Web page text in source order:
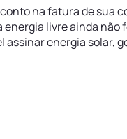
na fatura de sua
energia livre ainda não
assinar energia solar,